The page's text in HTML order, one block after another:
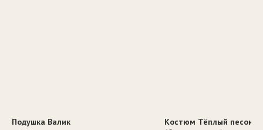
Подушка Валик
Костюм Тёплый песок